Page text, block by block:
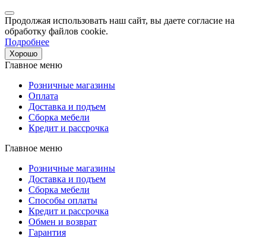
Продолжая использовать наш сайт, вы даете согласие на
обработку файлов cookie.
Подробнее
Хорошо
Главное меню
Розничные магазины
Оплата
Доставка и подъем
Сборка мебели
Кредит и рассрочка
Главное меню
Розничные магазины
Доставка и подъем
Сборка мебели
Способы оплаты
Кредит и рассрочка
Обмен и возврат
Гарантия